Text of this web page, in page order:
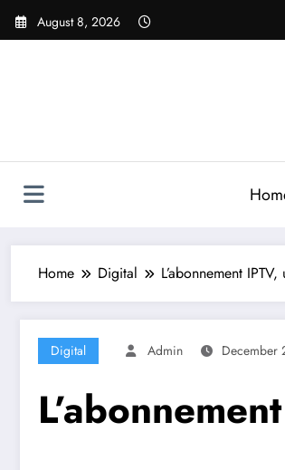
Skip
August 8, 2026
Home Digital L’abonnement
Digital Admin December